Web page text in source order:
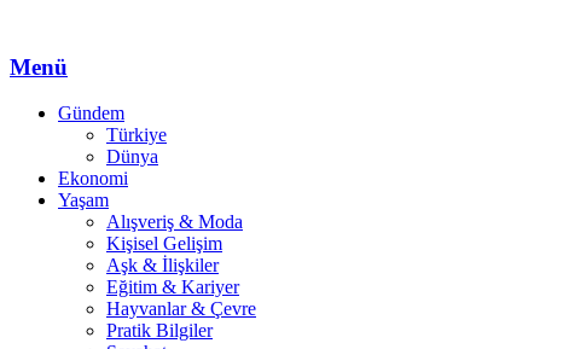
Menü
Gündem
Türkiye
Dünya
Ekonomi
Yaşam
Alışveriş & Moda
Kişisel Gelişim
Aşk & İlişkiler
Eğitim & Kariyer
Hayvanlar & Çevre
Pratik Bilgiler